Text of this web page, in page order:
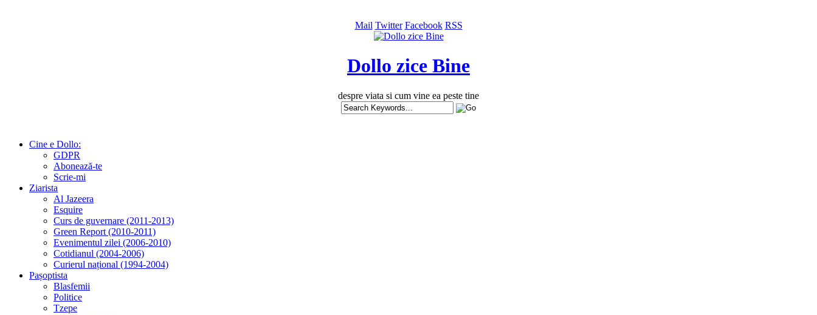
Mail Twitter Facebook RSS
Dollo zice Bine
despre viata si cum vine ea peste tine
Cine e Dollo:
GDPR
Abonează-te
Scrie-mi
Ziarista
Al Jazeera
Esquire
Curs de guvernare (2011-2013)
Green Report (2010-2011)
Evenimentul zilei (2006-2010)
Cotidianul (2004-2006)
Curierul național (1994-2004)
Pașoptista
Blasfemii
Politice
Tzepe